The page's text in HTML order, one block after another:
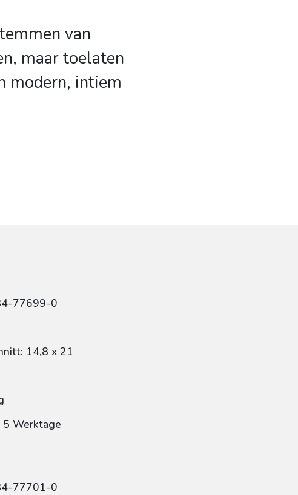
van
maar toelaten
modern, intiem
77699-0
14,8 x 21
5 Werktage
77701-0